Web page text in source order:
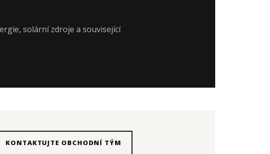
solární zdroje a související
KONTAKTUJTE OBCHODNÍ TÝM